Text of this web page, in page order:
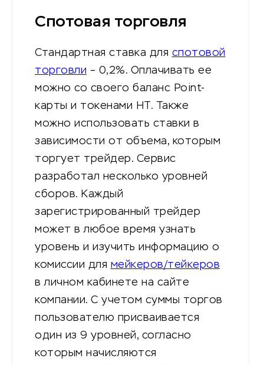
Спотовая торговля
Стандартная ставка для спотовой
торговли – 0,2%. Оплачивать ее
можно со своего баланс Point-
карты и токенами HT. Также
можно использовать ставки в
зависимости от объема, которым
торгует трейдер. Сервис
разработал несколько уровней
сборов. Каждый
зарегистрированный трейдер
может в любое время узнать
уровень и изучить информацию о
комиссии для мейкеров/тейкеров
в личном кабинете на сайте
компании. С учетом суммы торгов
пользователю присваивается
один из 9 уровней, согласно
которым начисляются